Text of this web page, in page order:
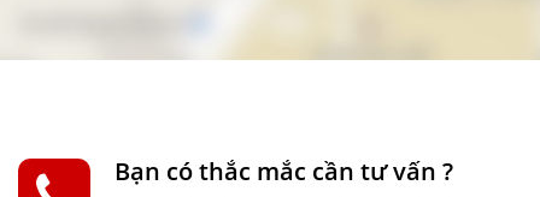
Bạn có thắc mắc cần tư vấn ?